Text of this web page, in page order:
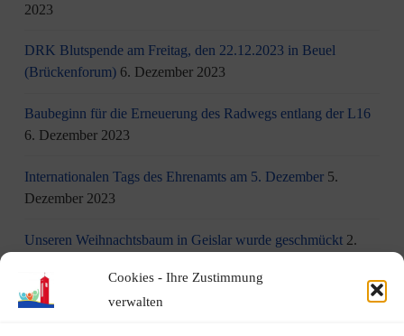
Cookies - Ihre Zustimmung
verwalten
2023
DRK Blutspende am Freitag, den 22.12.2023 in Beuel
(Brückenforum) 6. Dezember 2023
Baubeginn für die Erneuerung des Radwegs entlang der L16
6. Dezember 2023
Internationalen Tags des Ehrenamts am 5. Dezember 5.
Dezember 2023
Unseren Weihnachtsbaum in Geislar wurde geschmückt 2.
Aktion am 1. Dezember: Kinder schmücken unseren